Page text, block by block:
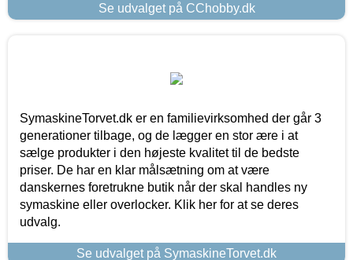
Se udvalget på CChobby.dk
SymaskineTorvet.dk er en familievirksomhed der går 3
generationer tilbage, og de lægger en stor ære i at
sælge produkter i den højeste kvalitet til de bedste
priser. De har en klar målsætning om at være
danskernes foretrukne butik når der skal handles ny
symaskine eller overlocker. Klik her for at se deres
udvalg.
Se udvalget på SymaskineTorvet.dk